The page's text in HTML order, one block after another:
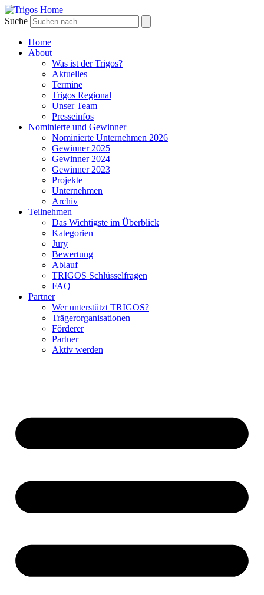
Suche
Home
About
Was ist der Trigos?
Aktuelles
Termine
Trigos Regional
Unser Team
Presseinfos
Nominierte und Gewinner
Nominierte Unternehmen 2026
Gewinner 2025
Gewinner 2024
Gewinner 2023
Projekte
Unternehmen
Archiv
Teilnehmen
Das Wichtigste im Überblick
Kategorien
Jury
Bewertung
Ablauf
TRIGOS Schlüsselfragen
FAQ
Partner
Wer unterstützt TRIGOS?
Trägerorganisationen
Förderer
Partner
Aktiv werden